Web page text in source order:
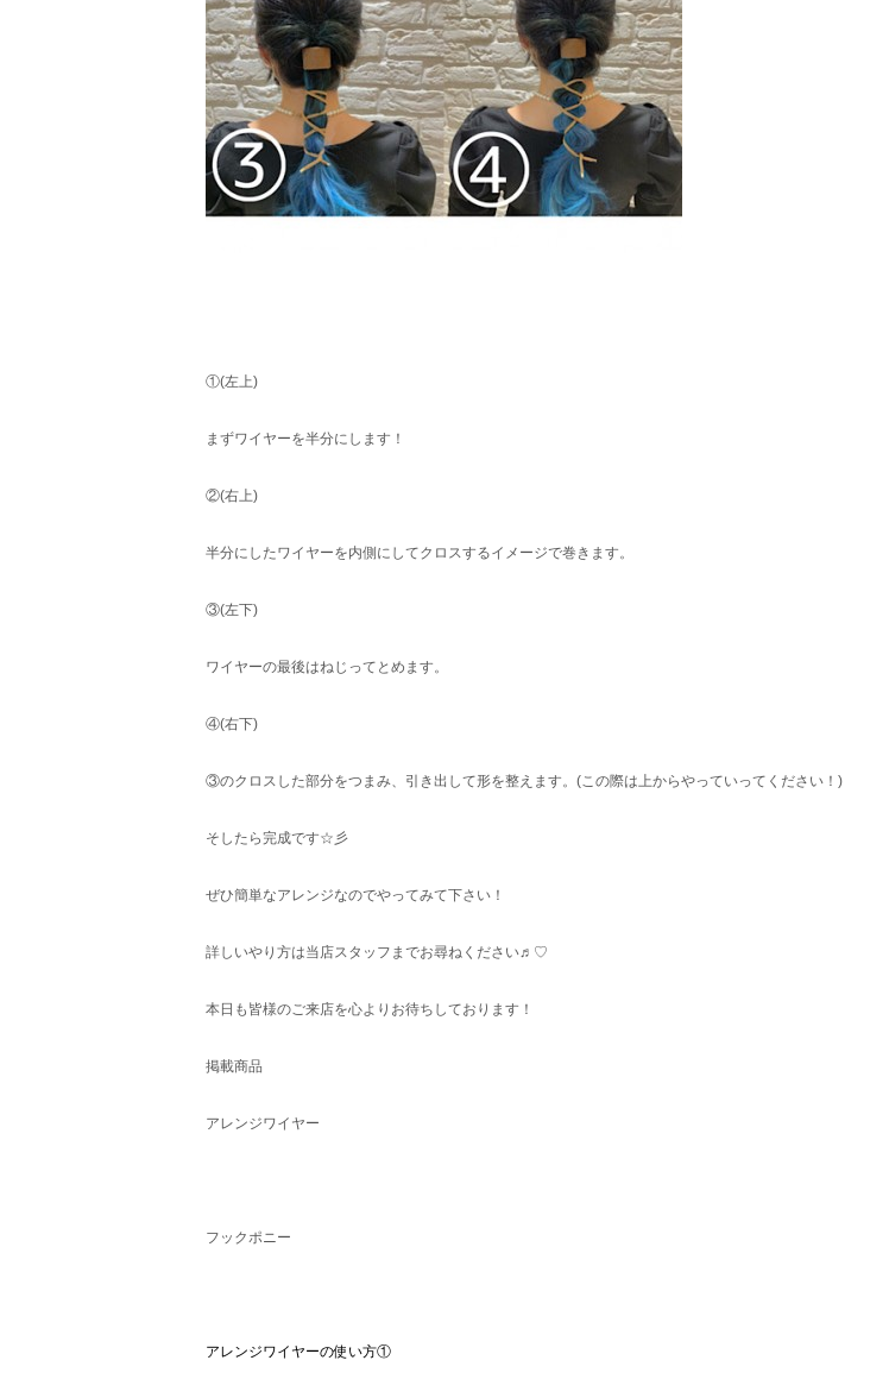
①(左上)
まずワイヤーを半分にします！
②(右上)
半分にしたワイヤーを内側にしてクロスするイメージで巻きます。
③(左下)
ワイヤーの最後はねじってとめます。
④(右下)
③のクロスした部分をつまみ、引き出して形を整えます。(この際は上からやっていってください！)
そしたら完成です☆彡
ぜひ簡単なアレンジなのでやってみて下さい！
詳しいやり方は当店スタッフまでお尋ねください♬︎♡
本日も皆様のご来店を心よりお待ちしております！
掲載商品
アレンジワイヤー
フックポニー
アレンジワイヤーの使い方①